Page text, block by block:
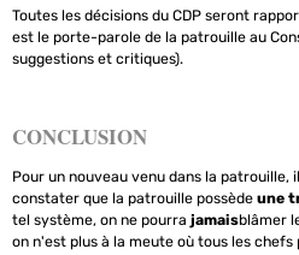
Toutes les décisions du CDP seront
est le porte-parole de la patrouille au
suggestions et critiques).
CONCLUSION
Pour un nouveau venu dans la
constater que la patrouille possède une
tel système, on ne pourra jamaisblâmer
on n'est plus à la meute où tous les